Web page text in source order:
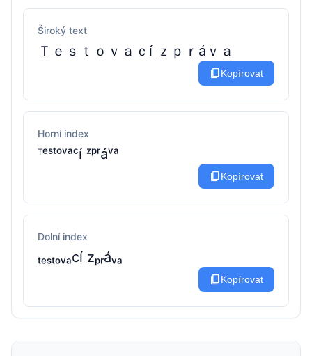
Široký text
Ｔｅｓｔｏｖａｃí ｚｐｒáｖａ
content_copyKopírovat
Horní index
ᵀᵉˢᵗᵒᵛᵃᶜí ᶻᵖʳáᵛᵃ
content_copyKopírovat
Dolní index
ₜₑₛₜₒᵥₐcí zₚᵣáᵥₐ
content_copyKopírovat